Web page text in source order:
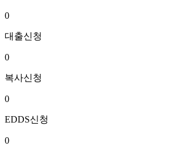
0
대출신청
0
복사신청
0
EDDS신청
0